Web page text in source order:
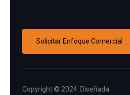
Solicitar Enfoque Comercial
Copyright © 2024. Diseñada